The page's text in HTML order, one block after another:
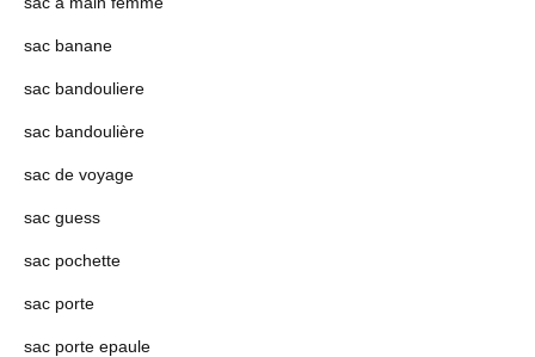
sac banane
sac bandouliere
sac bandoulière
sac de voyage
sac guess
sac pochette
sac porte
sac porte epaule